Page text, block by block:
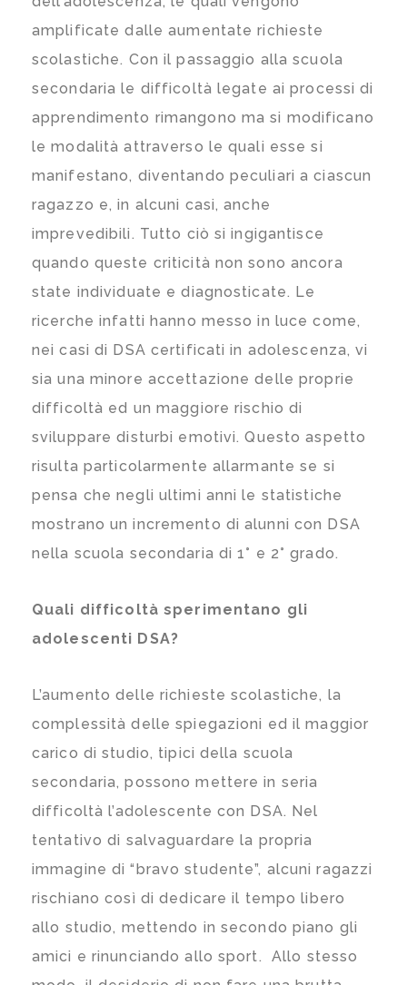
amplificate dalle aumentate richieste
scolastiche. Con il passaggio alla scuola
secondaria le difficoltà legate ai processi di
apprendimento rimangono ma si modificano
le modalità attraverso le quali esse si
manifestano, diventando peculiari a ciascun
ragazzo e, in alcuni casi, anche
imprevedibili. Tutto ciò si ingigantisce
quando queste criticità non sono ancora
state individuate e diagnosticate. Le
ricerche infatti hanno messo in luce come,
nei casi di DSA certificati in adolescenza, vi
sia una minore accettazione delle proprie
difficoltà ed un maggiore rischio di
sviluppare disturbi emotivi. Questo aspetto
risulta particolarmente allarmante se si
pensa che negli ultimi anni le statistiche
mostrano un incremento di alunni con DSA
nella scuola secondaria di 1° e 2° grado.
Quali difficoltà sperimentano gli
adolescenti DSA?
L’aumento delle richieste scolastiche, la
complessità delle spiegazioni ed il maggior
carico di studio, tipici della scuola
secondaria, possono mettere in seria
difficoltà l’adolescente con DSA. Nel
tentativo di salvaguardare la propria
immagine di “bravo studente”, alcuni ragazzi
rischiano così di dedicare il tempo libero
allo studio, mettendo in secondo piano gli
amici e rinunciando allo sport. Allo stesso